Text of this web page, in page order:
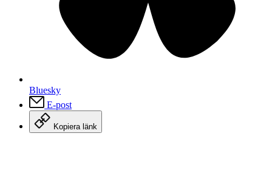
Bluesky
E-post
Kopiera länk